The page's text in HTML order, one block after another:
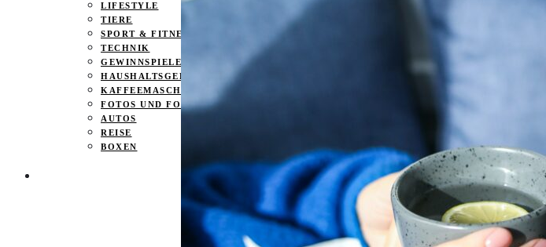
LIFESTYLE
TIERE
SPORT & FITNESS
TECHNIK
GEWINNSPIELE
HAUSHALTSGERÄTE
KAFFEEMASCHINEN & CO
FOTOS UND FOTOBÜCHER
AUTOS
REISE
BOXEN